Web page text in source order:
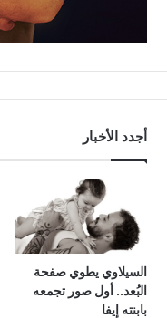
أجدد الأخبار
السيلاوي يطوي صفحة
البُعد.. أول صور تجمعه
بابنته إيفا